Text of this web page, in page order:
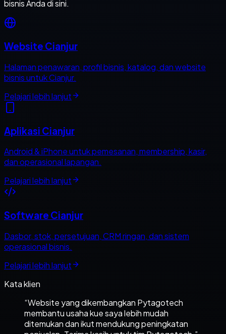
bisnis Anda di sini.
Website Cianjur
Halaman penawaran, profil bisnis, katalog, dan website
bisnis untuk Cianjur.
Pelajari lebih lanjut
Aplikasi Cianjur
Android & iPhone untuk pemesanan, membership, kasir,
dan operasional lapangan.
Pelajari lebih lanjut
Software Cianjur
Dasbor, stok, persetujuan, CRM ringan, dan sistem
operasional bisnis.
Pelajari lebih lanjut
Kata klien
“Website yang dikembangkan Pytagotech
membantu usaha kue saya lebih mudah
ditemukan dan ikut mendukung peningkatan